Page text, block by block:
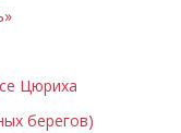
Цюриха
берегов)